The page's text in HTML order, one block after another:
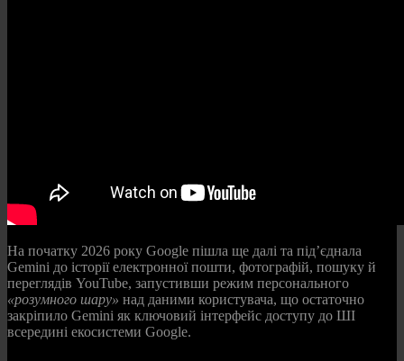
На початку 2026 року Google пішла ще далі та під’єднала
Gemini до історії електронної пошти, фотографій, пошуку й
переглядів YouTube, запустивши режим персонального
«розумного шару» над даними користувача, що остаточно
закріпило Gemini як ключовий інтерфейс доступу до ШІ
всередині екосистеми Google.